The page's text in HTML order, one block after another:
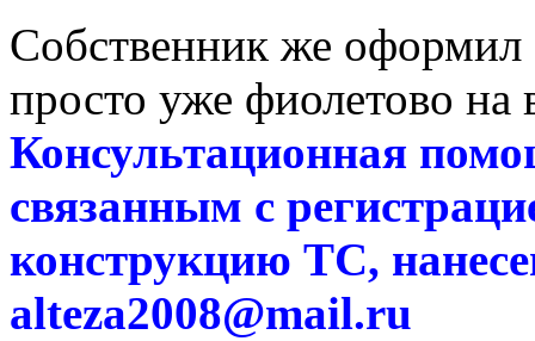
Собственник же
просто уже фиолетово на
Консультационная
связанным с
конструкцию ТС,
alteza2008@mail.ru